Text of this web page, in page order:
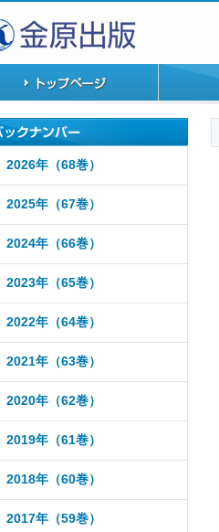
2026年（68巻）
2025年（67巻）
2024年（66巻）
2023年（65巻）
2022年（64巻）
2021年（63巻）
2020年（62巻）
2019年（61巻）
2018年（60巻）
2017年（59巻）